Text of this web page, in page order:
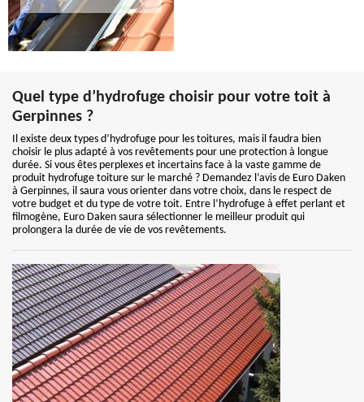
Quel type d’hydrofuge choisir pour votre toit à
Gerpinnes ?
Il existe deux types d’hydrofuge pour les toitures, mais il faudra bien
choisir le plus adapté à vos revêtements pour une protection à longue
durée. Si vous êtes perplexes et incertains face à la vaste gamme de
produit hydrofuge toiture sur le marché ? Demandez l’avis de Euro Daken
à Gerpinnes, il saura vous orienter dans votre choix, dans le respect de
votre budget et du type de votre toit. Entre l’hydrofuge à effet perlant et
filmogène, Euro Daken saura sélectionner le meilleur produit qui
prolongera la durée de vie de vos revêtements.